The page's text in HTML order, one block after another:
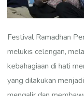
Festival Ramadhan
melukis celengan,
kebahagiaan di hati
yang dilakukan